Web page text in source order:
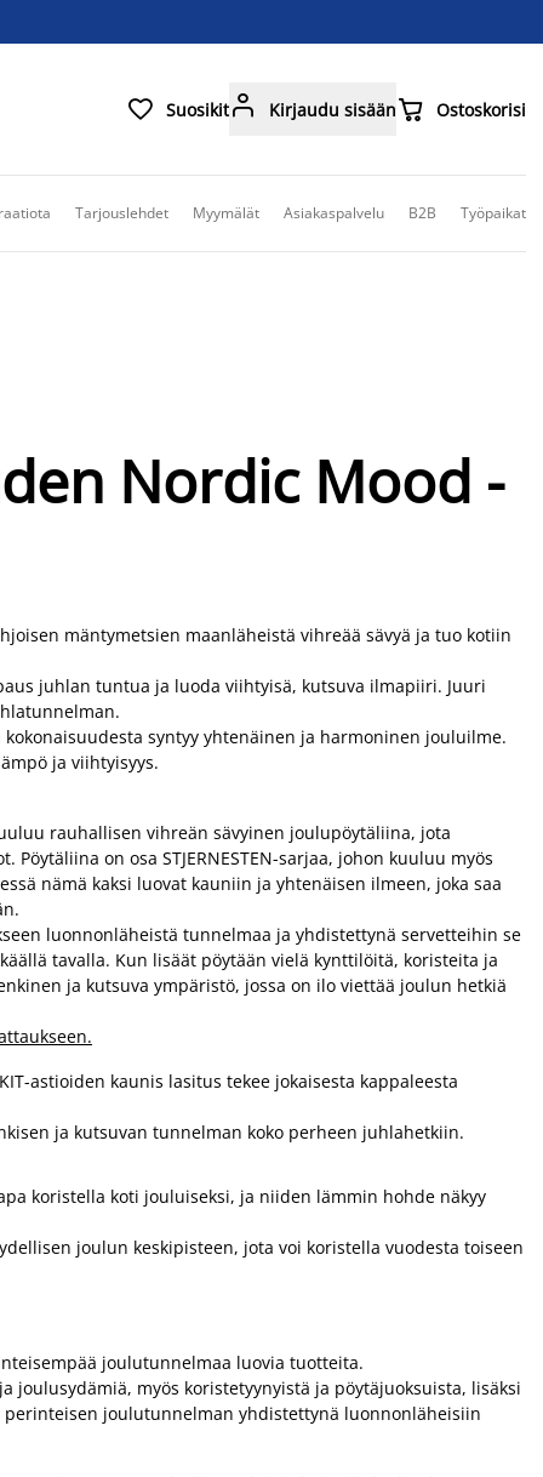
 Suosikit Kirjaudu sisään Ostoskorisi
Tarjouslehdet Myymälät Asiakaspalvelu B2B Työpaikat
Nordic Mood -
mäntymetsien maanläheistä vihreää sävyä ja tuo kotiin
juhlan tuntua ja luoda viihtyisä, kutsuva ilmapiiri. Juuri
syntyy yhtenäinen ja harmoninen jouluilme.
ja viihtyisyys.
rauhallisen vihreän sävyinen joulupöytäliina, jota
on osa STJERNESTEN-sarjaa, johon kuuluu myös
nämä kaksi luovat kauniin ja yhtenäisen ilmeen, joka saa
luonnonläheistä tunnelmaa ja yhdistettynä servetteihin se
tavalla. Kun lisäät pöytään vielä kynttilöitä, koristeita ja
ja kutsuva ympäristö, jossa on ilo viettää joulun hetkiä
astioiden kaunis lasitus tekee jokaisesta kappaleesta
ja kutsuvan tunnelman koko perheen juhlahetkiin.
koristella koti jouluiseksi, ja niiden lämmin hohde näkyy
joulun keskipisteen, jota voi koristella vuodesta toiseen
joulutunnelmaa luovia tuotteita.
joulusydämiä, myös koristetyynyistä ja pöytäjuoksuista, lisäksi
joulutunnelman yhdistettynä luonnonläheisiin